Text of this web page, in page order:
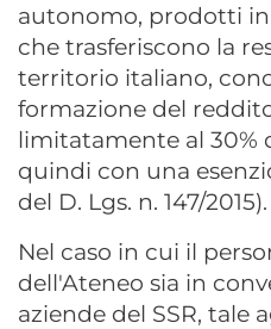
autonomo, prodotti
che trasferiscono la
territorio italiano,
formazione del
limitatamente al 30%
quindi con una
del D. Lgs. n. 147/2015).
Nel caso in cui il
dell'Ateneo sia in
aziende del SSR, tale